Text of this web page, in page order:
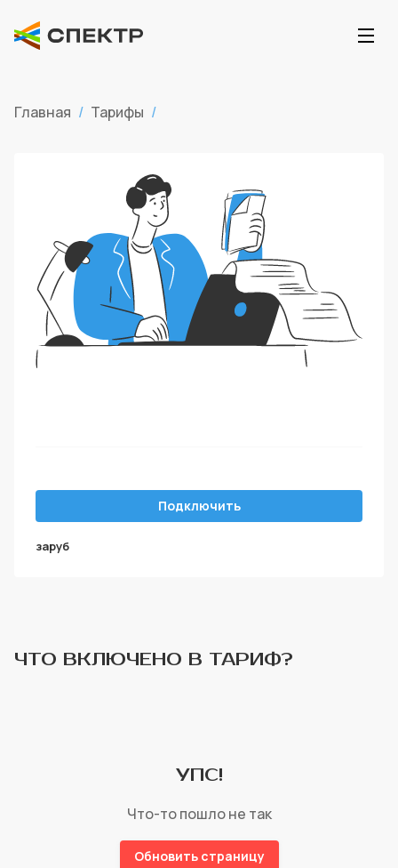
Главная / Тарифы /
Подключить
заруб
ЧТО ВКЛЮЧЕНО В ТАРИФ?
УПС!
Что-то пошло не так
Обновить страницу